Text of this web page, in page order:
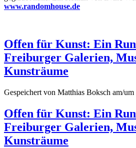
www.randomhouse.de
Offen für Kunst: Ein
Freiburger Galerien,
Kunsträume
Gespeichert von Matthias Boksch am/
Offen für Kunst: Ein
Freiburger Galerien,
Kunsträume